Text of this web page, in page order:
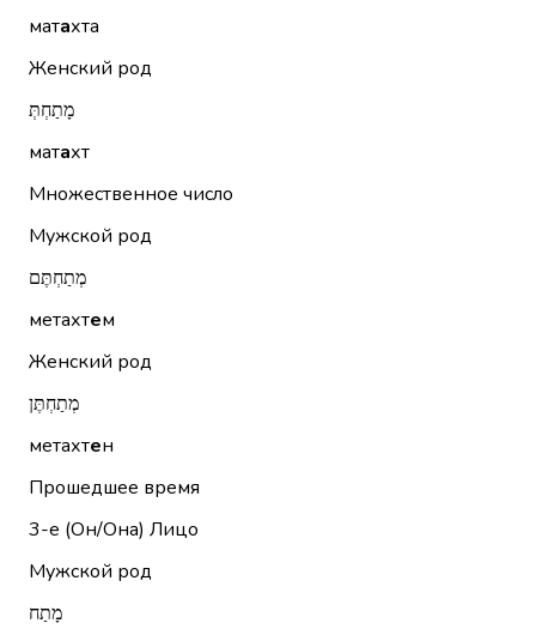
матахта
Женский род
מָתַחְתְּ
матахт
Множественное число
Мужской род
מְתַחְתֶּם
метахтем
Женский род
מְתַחְתֶּן
метахтен
Прошедшее время
3-е (Он/Она) Лицо
Мужской род
מָתַח